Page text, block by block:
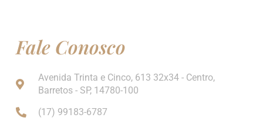
Fale Conosco
Avenida Trinta e Cinco, 613 32x34 - Centro,
Barretos - SP, 14780-100
(17) 99183-6787